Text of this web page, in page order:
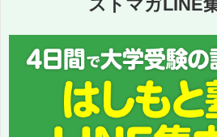
ストマガLINE